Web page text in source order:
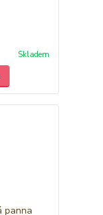
Skladem